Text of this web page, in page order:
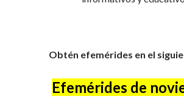
Obtén efemérides en el
Efemérides de